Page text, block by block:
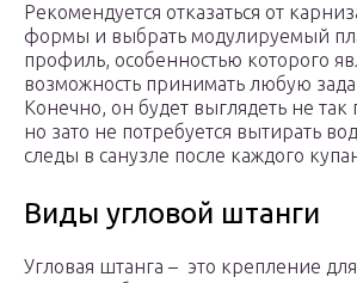
Рекомендуется отказаться от
формы и выбрать модулируемый
профиль, особенностью которого
возможность принимать любую
Конечно, он будет выглядеть не так
но зато не потребуется вытирать
следы в санузле после каждого
Виды угловой штанги
Угловая штанга – это крепление